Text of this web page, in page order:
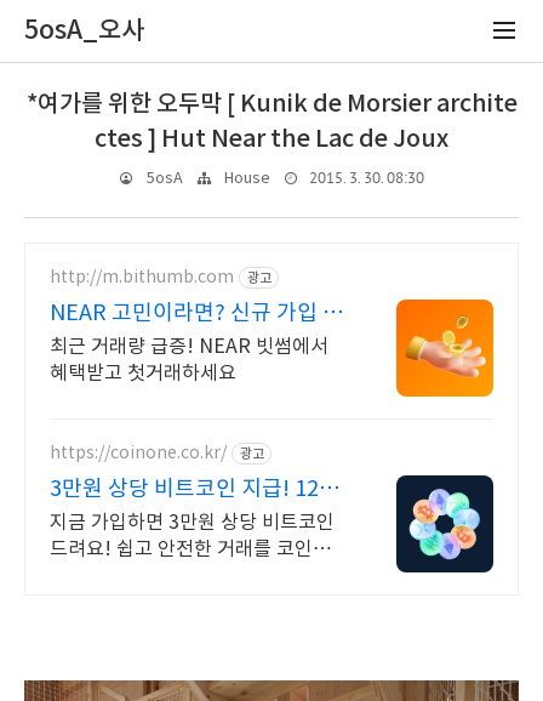
5osA_오사
*여가를 위한 오두막 [ Kunik de Morsier archite
ctes ] Hut Near the Lac de Joux
5osA House 2015. 3. 30. 08:30
http://m.bithumb.com 광고
NEAR 고민이라면? 신규 가입 시
5만원 혜택
최근 거래량 급증! NEAR 빗썸에서
혜택받고 첫거래하세요
https://coinone.co.kr/ 광고
3만원 상당 비트코인 지급! 12년
무사고 거래소
지금 가입하면 3만원 상당 비트코인
드려요! 쉽고 안전한 거래를 코인원